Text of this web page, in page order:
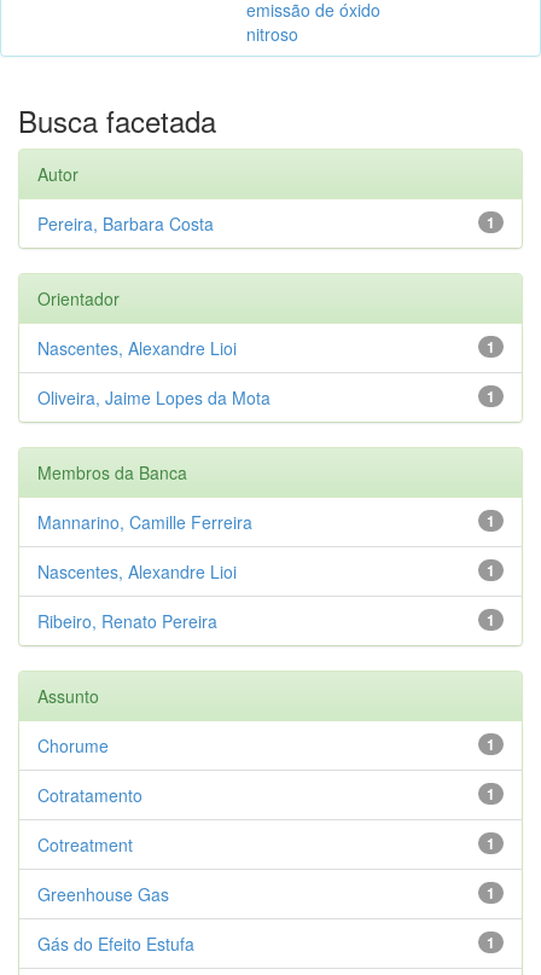
emissão de óxido
nitroso
Busca facetada
Autor
1
Pereira, Barbara Costa
Orientador
1
Nascentes, Alexandre Lioi
1
Oliveira, Jaime Lopes da Mota
Membros da Banca
1
Mannarino, Camille Ferreira
1
Nascentes, Alexandre Lioi
1
Ribeiro, Renato Pereira
Assunto
1
Chorume
1
Cotratamento
1
Cotreatment
1
Greenhouse Gas
1
Gás do Efeito Estufa